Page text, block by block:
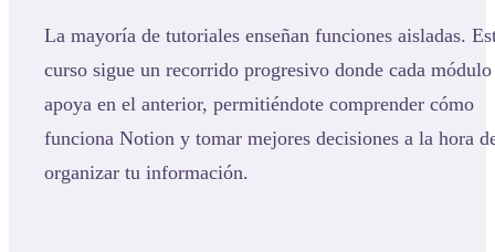
La mayoría de tutoriales enseñan funciones aisladas.
curso sigue un recorrido progresivo donde cada módulo
apoya en el anterior, permitiéndote comprender cómo
funciona Notion y tomar mejores decisiones a la hora
organizar tu información.